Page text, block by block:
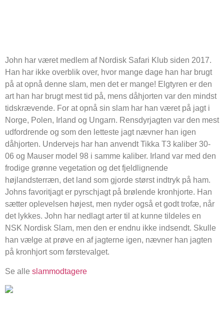
John har været medlem af Nordisk Safari Klub siden 2017.
Han har ikke overblik over, hvor mange dage han har brugt
på at opnå denne slam, men det er mange! Elgtyren er den
art han har brugt mest tid på, mens dåhjorten var den mindst
tidskrævende. For at opnå sin slam har han været på jagt i
Norge, Polen, Irland og Ungarn. Rensdyrjagten var den mest
udfordrende og som den letteste jagt nævner han igen
dåhjorten. Undervejs har han anvendt Tikka T3 kaliber 30-
06 og Mauser model 98 i samme kaliber. Irland var med den
frodige grønne vegetation og det fjeldlignende
højlandsterræn, det land som gjorde størst indtryk på ham.
Johns favoritjagt er pyrschjagt på brølende kronhjorte. Han
sætter oplevelsen højest, men nyder også et godt trofæ, når
det lykkes. John har nedlagt arter til at kunne tildeles en
NSK Nordisk Slam, men den er endnu ikke indsendt. Skulle
han vælge at prøve en af jagterne igen, nævner han jagten
på kronhjort som førstevalget.
Se alle slammodtagere